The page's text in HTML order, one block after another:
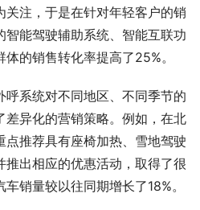
注，于是在针对年轻客户的销
能驾驶辅助系统、智能互联功
的销售转化率提高了25%。
呼系统对不同地区、不同季节的
差异化的营销策略。例如，在北
推荐具有座椅加热、雪地驾驶
出相应的优惠活动，取得了很
销量较以往同期增长了18%。